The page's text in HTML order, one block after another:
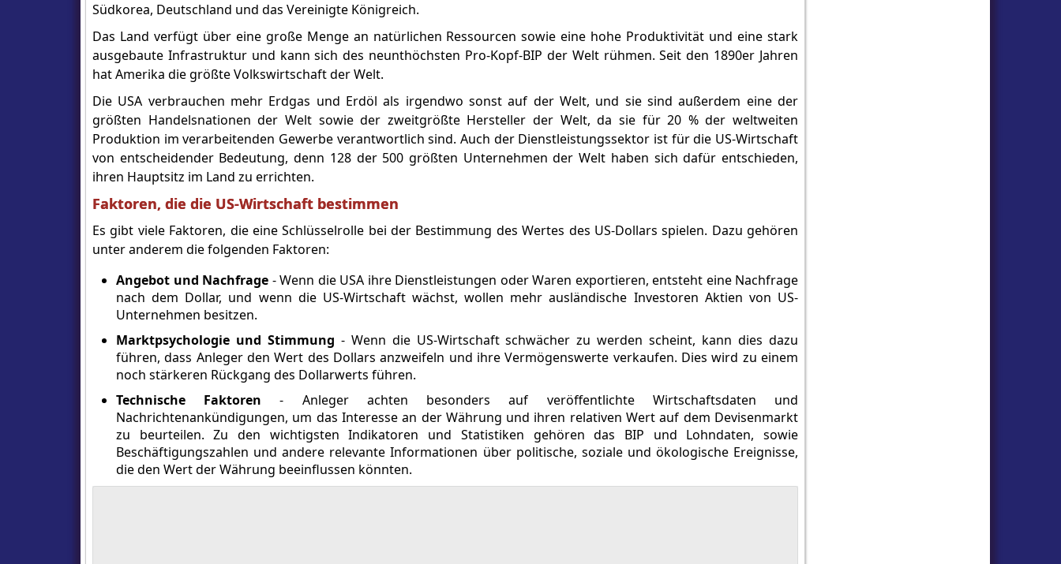
Südkorea, Deutschland und das Vereinigte Königreich.
Das Land verfügt über eine große Menge an natürlichen Ressourcen sowie eine hohe Produktivität und eine stark
ausgebaute Infrastruktur und kann sich des neunthöchsten Pro-Kopf-BIP der Welt rühmen. Seit den 1890er Jahren
hat Amerika die größte Volkswirtschaft der Welt.
Die USA verbrauchen mehr Erdgas und Erdöl als irgendwo sonst auf der Welt, und sie sind außerdem eine der
größten Handelsnationen der Welt sowie der zweitgrößte Hersteller der Welt, da sie für 20 % der weltweiten
Produktion im verarbeitenden Gewerbe verantwortlich sind. Auch der Dienstleistungssektor ist für die US-Wirtschaft
von entscheidender Bedeutung, denn 128 der 500 größten Unternehmen der Welt haben sich dafür entschieden,
ihren Hauptsitz im Land zu errichten.
Faktoren, die die US-Wirtschaft bestimmen
Es gibt viele Faktoren, die eine Schlüsselrolle bei der Bestimmung des Wertes des US-Dollars spielen. Dazu gehören
unter anderem die folgenden Faktoren:
Angebot und Nachfrage - Wenn die USA ihre Dienstleistungen oder Waren exportieren, entsteht eine Nachfrage
nach dem Dollar, und wenn die US-Wirtschaft wächst, wollen mehr ausländische Investoren Aktien von US-
Unternehmen besitzen.
Marktpsychologie und Stimmung - Wenn die US-Wirtschaft schwächer zu werden scheint, kann dies dazu
führen, dass Anleger den Wert des Dollars anzweifeln und ihre Vermögenswerte verkaufen. Dies wird zu einem
noch stärkeren Rückgang des Dollarwerts führen.
Technische Faktoren - Anleger achten besonders auf veröffentlichte Wirtschaftsdaten und
Nachrichtenankündigungen, um das Interesse an der Währung und ihren relativen Wert auf dem Devisenmarkt
zu beurteilen. Zu den wichtigsten Indikatoren und Statistiken gehören das BIP und Lohndaten, sowie
Beschäftigungszahlen und andere relevante Informationen über politische, soziale und ökologische Ereignisse,
die den Wert der Währung beeinflussen könnten.